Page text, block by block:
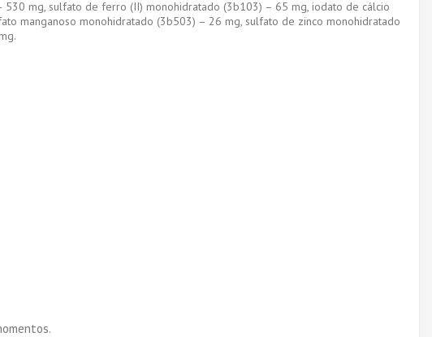
mg, sulfato de ferro (II) monohidratado (3b103) – 65 mg, iodato de cálcio
manganoso monohidratado (3b503) – 26 mg, sulfato de zinco monohidratado